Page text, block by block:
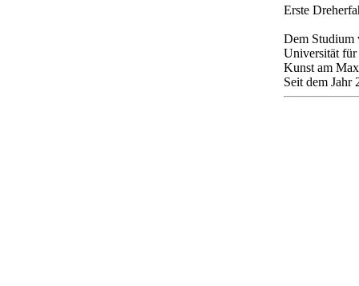
Erste
Dem Studium
Universität für
Kunst am
Seit dem Jahr